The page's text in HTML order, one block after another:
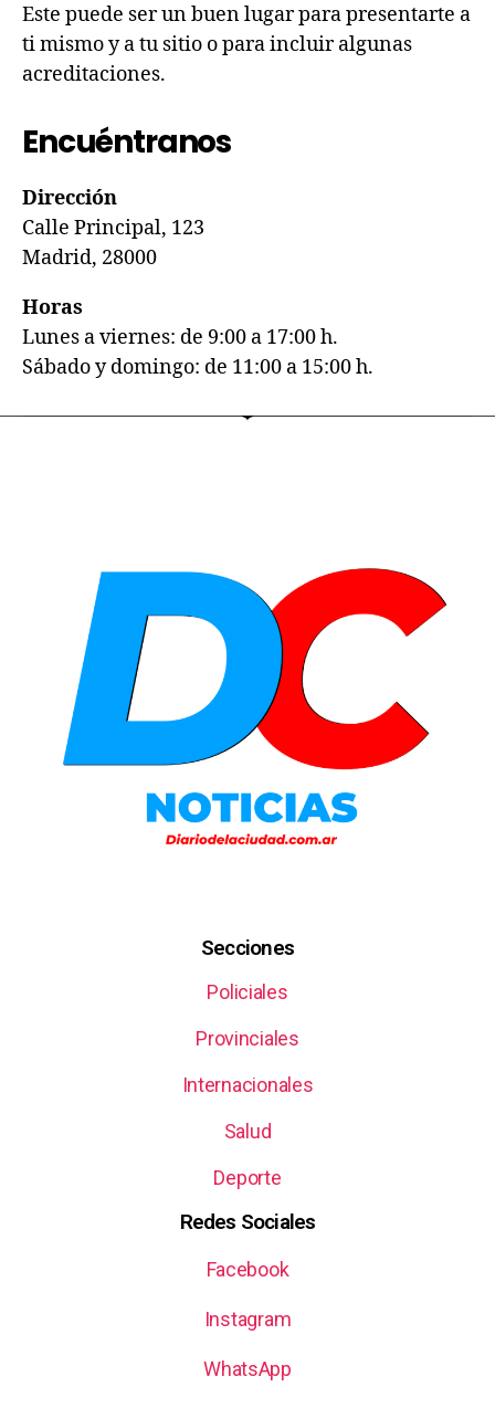
Este puede ser un buen lugar para presentarte a
ti mismo y a tu sitio o para incluir algunas
acreditaciones.
Encuéntranos
Dirección
Calle Principal, 123
Madrid, 28000
Horas
Lunes a viernes: de 9:00 a 17:00 h.
Sábado y domingo: de 11:00 a 15:00 h.
Secciones
Policiales
Provinciales
Internacionales
Salud
Deporte
Redes Sociales
Facebook
Instagram
WhatsApp